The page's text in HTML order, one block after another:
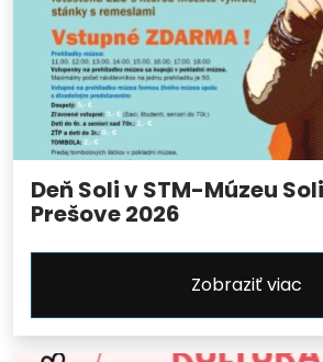
Deň Soli v STM-Múzeu
Prešove 2026
Zobraziť viac